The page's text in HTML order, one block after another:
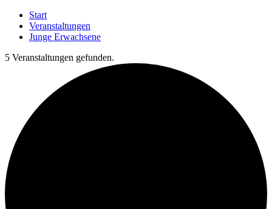
Start
Veranstaltungen
Junge Erwachsene
5 Veranstaltungen gefunden.